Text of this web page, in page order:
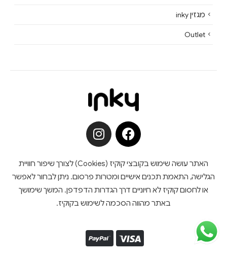
מגזין inky
Outlet
האתר עושה שימוש בקובצי קוקיז (Cookies) לצורך שיפור חוויית
הגלישה, התאמת תכנים אישיים ומטרות פרסום. ניתן לבחור לאפשר
או לחסום קוקיז לא חיוניים דרך הגדרות הדפדפן. המשך שימושך
באתר מהווה הסכמה לשימוש בקוקיז.